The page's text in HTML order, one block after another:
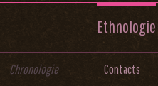
Ethnologie
Chronologie Contacts